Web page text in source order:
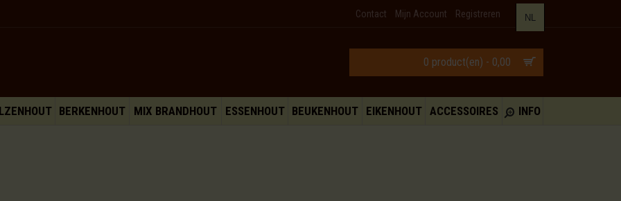
NL
Contact Mijn Account Registreren
0 product(en) - 0,00
BERKENHOUT MIX BRANDHOUT ESSENHOUT BEUKENHOUT EIKENHOUT ACCESSOIRES INFO